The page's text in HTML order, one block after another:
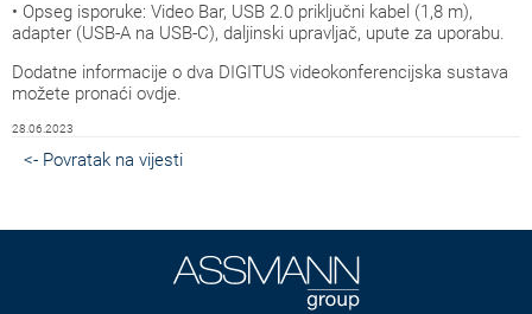
• Opseg isporuke: Video Bar, USB 2.0 priključni kabel (1,8 m),
adapter (USB-A na USB-C), daljinski upravljač, upute za uporabu.
Dodatne informacije o dva DIGITUS videokonferencijska sustava
možete pronaći ovdje.
28.06.2023
<- Povratak na vijesti